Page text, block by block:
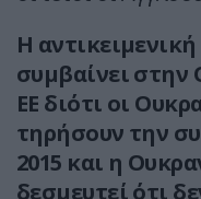
H
συμβαίνει στην
ΕΕ διότι οι
τηρήσουν την
2015 και η
δεσμευτεί ότι